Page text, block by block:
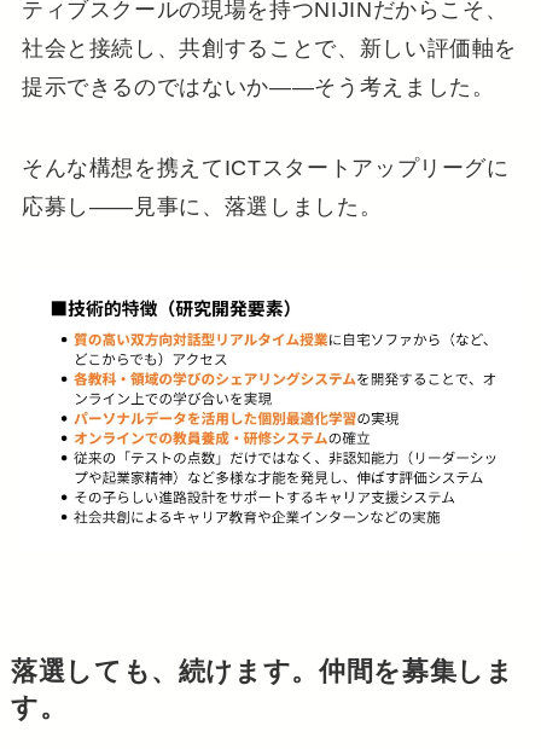
ティブスクールの現場を持つNIJINだからこそ、
社会と接続し、共創することで、新しい評価軸を
提示できるのではないか——そう考えました。
そんな構想を携えてICTスタートアップリーグに
応募し——見事に、落選しました。
落選しても、続けます。仲間を募集しま
す。